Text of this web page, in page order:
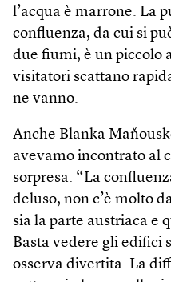
l’acqua è marrone. La
confluenza, da cui si
due fiumi, è un piccolo
visitatori scattano
ne vanno.
Anche Blanka
avevamo incontrato al
sorpresa: “La
deluso, non c’è molto
sia la parte austriaca e
Basta vedere gli edifici
osserva divertita. La